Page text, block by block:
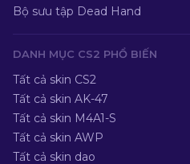
Bộ sưu tập Dead Hand
DANH MỤC CS2 PHỔ BIẾN
Tất cả skin CS2
Tất cả skin AK-47
Tất cả skin M4A1-S
Tất cả skin AWP
Tất cả skin dao